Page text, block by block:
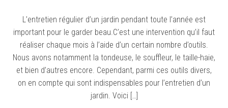
L’entretien régulier d’un jardin pendant toute l’année est
important pour le garder beau.C’est une intervention qu’il faut
réaliser chaque mois à l’aide d’un certain nombre d’outils.
Nous avons notamment la tondeuse, le souffleur, le taille-haie,
et bien d’autres encore. Cependant, parmi ces outils divers,
on en compte qui sont indispensables pour l’entretien d’un
jardin. Voici […]